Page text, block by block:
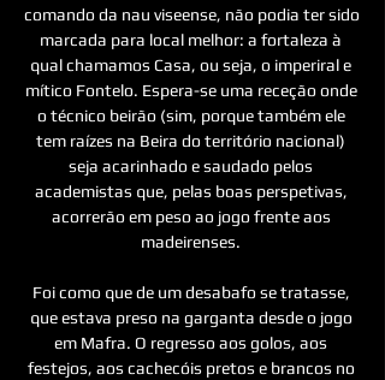
comando da nau viseense, não podia ter sido
marcada para local melhor: a fortaleza à
qual chamamos Casa, ou seja, o imperiral e
mítico Fontelo. Espera-se uma receção onde
o técnico beirão (sim, porque também ele
tem raízes na Beira do território nacional)
seja acarinhado e saudado pelos
academistas que, pelas boas perspetivas,
acorrerão em peso ao jogo frente aos
madeirenses.
Foi como que de um desabafo se tratasse,
que estava preso na garganta desde o jogo
em Mafra. O regresso aos golos, aos
festejos, aos cachecóis pretos e brancos no